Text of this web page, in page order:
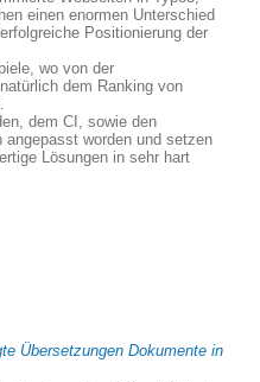
einen enormen Unterschied
Positionierung der
wo von der
dem Ranking von
dem CI, sowie den
worden und setzen
Lösungen in sehr hart
Übersetzungen Dokumente in